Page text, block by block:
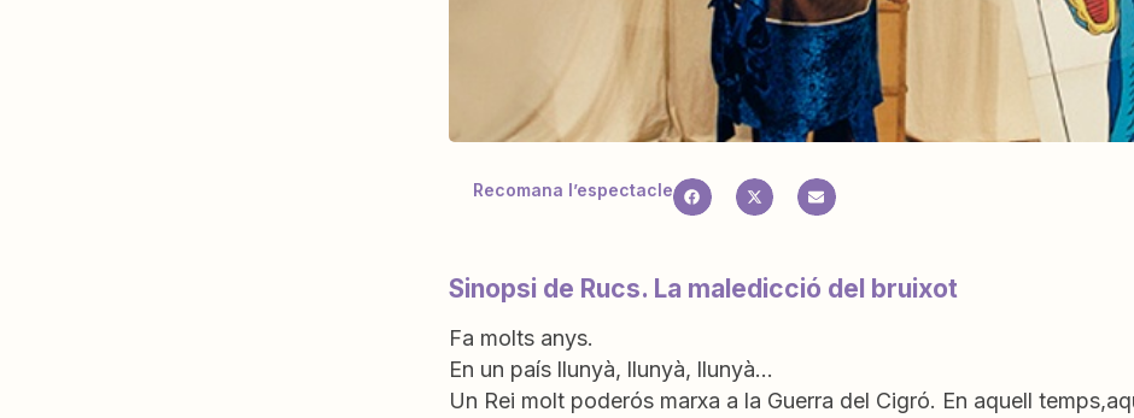
Recomana l’espectacle
Sinopsi de Rucs. La maledicció del bruixot
Fa molts anys.
En un país llunyà, llunyà, llunyà…
Un Rei molt poderós marxa a la Guerra del Cigró. En aquell